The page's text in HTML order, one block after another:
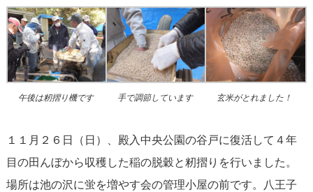
午後は籾摺り機です 手で調節しています 玄米がとれました！
１１月２６日（日）、殿入中央公園の谷戸に復活して４年
目の田んぼから収穫した稲の脱穀と籾摺りを行いました。
場所は池の沢に蛍を増やす会の管理小屋の前です。八王子